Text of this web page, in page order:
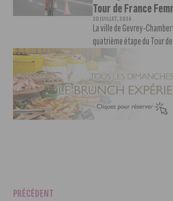
Tour de France
30 JUILLET, 2026
La ville de Gevrey-
quatrième étape du Tour
PRÉCÉDENT